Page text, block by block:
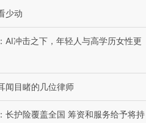
少动
： AI冲击之下，年轻人与高学历女性更
闻目睹的几位律师
： 长护险覆盖全国 筹资和服务给予将持